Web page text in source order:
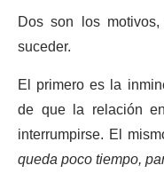
Dos son los
suceder.
El primero es la
de que la relación
interrumpirse. El
queda poco tiempo,